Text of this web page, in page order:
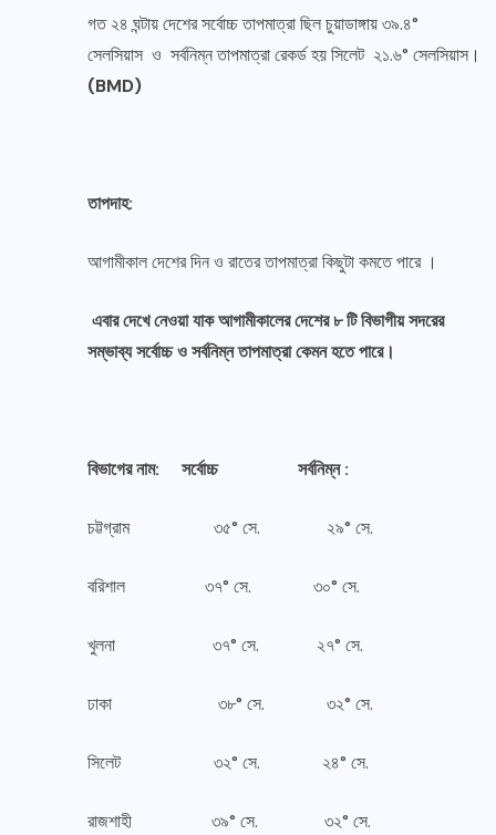
গত ২৪ ঘন্টায় দেশের সর্বোচ্চ তাপমাত্রা ছিল চুয়াডাঙ্গায় ৩৯.৪°
সেলসিয়াস ও সর্বনিম্ন তাপমাত্রা রেকর্ড হয় সিলেট ২১.৬° সেলসিয়াস।
(BMD)
তাপদাহ:
আগামীকাল দেশের দিন ও রাতের তাপমাত্রা কিছুটা কমতে পারে ।
এবার দেখে নেওয়া যাক আগামীকালের দেশের ৮ টি বিভাগীয় সদরের
সম্ভাব্য সর্বোচ্চ ও সর্বনিম্ন তাপমাত্রা কেমন হতে পারে।
বিভাগের নাম: সর্বোচ্চ সর্বনিম্ন :
চট্টগ্রাম ৩৫° সে. ২৯° সে.
বরিশাল ৩৭° সে. ৩০° সে.
খুলনা ৩৭° সে. ২৭° সে.
ঢাকা ৩৮° সে. ৩২° সে.
সিলেট ৩২° সে. ২৪° সে.
রাজশাহী ৩৯° সে. ৩২° সে.